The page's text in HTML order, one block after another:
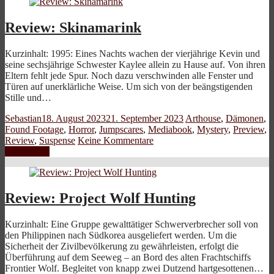
Review: Skinamarink
Kurzinhalt: 1995: Eines Nachts wachen der vierjährige Kevin und
seine sechsjährige Schwester Kaylee allein zu Hause auf. Von ihren
Eltern fehlt jede Spur. Noch dazu verschwinden alle Fenster und
Türen auf unerklärliche Weise. Um sich von der beängstigenden
Stille und…
Sebastian18. August 202321. September 2023 Arthouse, Dämonen,
Found Footage, Horror, Jumpscares, Mediabook, Mystery, Preview,
Review, Suspense Keine Kommentare
Review: Project Wolf Hunting
Kurzinhalt: Eine Gruppe gewalttätiger Schwerverbrecher soll von
den Philippinen nach Südkorea ausgeliefert werden. Um die
Sicherheit der Zivilbevölkerung zu gewährleisten, erfolgt die
Überführung auf dem Seeweg – an Bord des alten Frachtschiffs
Frontier Wolf. Begleitet von knapp zwei Dutzend hartgesottenen…